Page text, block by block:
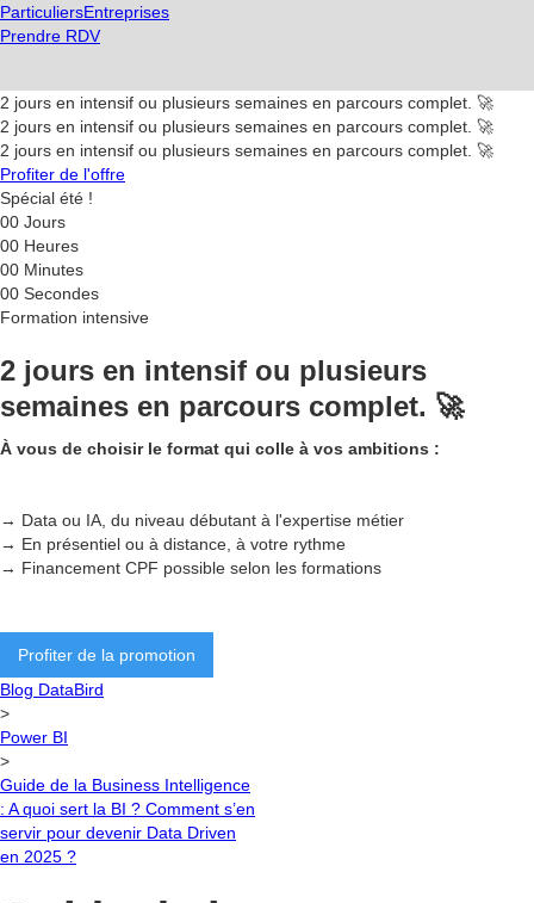
ParticuliersEntreprises
Prendre RDV
2 jours en intensif ou plusieurs semaines en parcours complet. 🚀
2 jours en intensif ou plusieurs semaines en parcours complet. 🚀
2 jours en intensif ou plusieurs semaines en parcours complet. 🚀
Profiter de l'offre
Spécial été !
00 Jours
00 Heures
00 Minutes
00 Secondes
Formation intensive
2 jours en intensif ou plusieurs
semaines en parcours complet. 🚀
À vous de choisir le format qui colle à vos ambitions :
→ Data ou IA, du niveau débutant à l'expertise métier
→ En présentiel ou à distance, à votre rythme
→ Financement CPF possible selon les formations
Profiter de la promotion
Blog DataBird
>
Power BI
>
Guide de la Business Intelligence
: A quoi sert la BI ? Comment s’en
servir pour devenir Data Driven
en 2025 ?